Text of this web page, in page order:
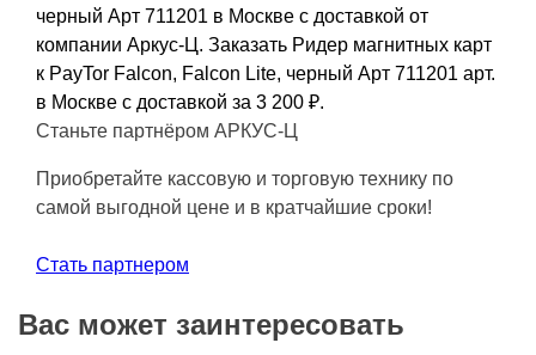
черный Арт 711201 в Москве с доставкой от
компании Аркус-Ц. Заказать Ридер магнитных карт
к PayTor Falcon, Falcon Lite, черный Арт 711201 арт.
в Москве с доставкой за 3 200 ₽.
Станьте партнёром АРКУС-Ц
Приобретайте кассовую и торговую технику по
самой выгодной цене и в кратчайшие сроки!
Стать партнером
Вас может заинтересовать